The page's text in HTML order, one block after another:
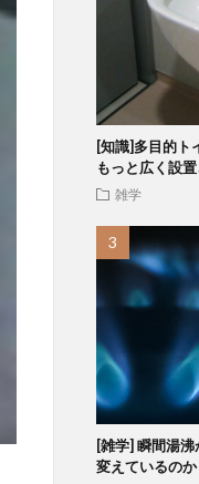
[知識]多目的ト
もっと広く設
雑学
[雑学] 瞬間湯
変えているのか